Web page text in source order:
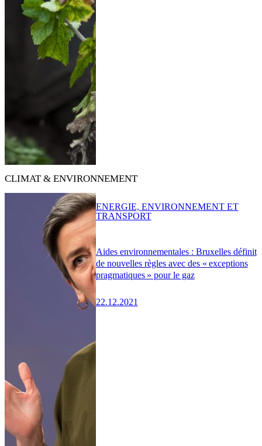
CLIMAT & ENVIRONNEMENT
Aides environnementales : Bruxelles définit
de nouvelles règles avec des « exceptions
pragmatiques » pour le gaz
22.12.2021
ENERGIE, ENVIRONNEMENT ET
TRANSPORT